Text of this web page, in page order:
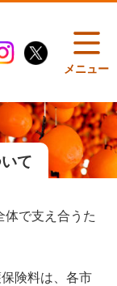
メニュー
て
で支え合うた
険料は、各市